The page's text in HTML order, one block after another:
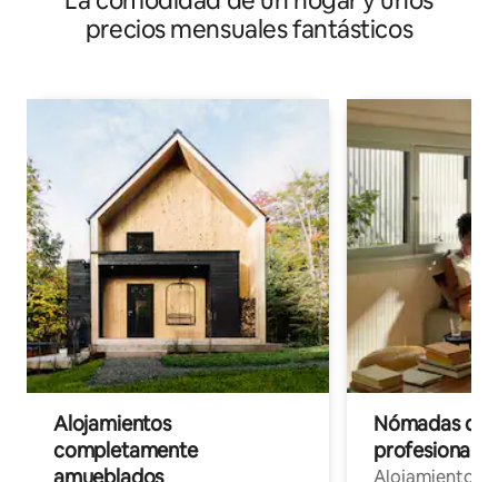
precios mensuales fantásticos
Alojamientos
completamente
Nómadas
Alojamientos